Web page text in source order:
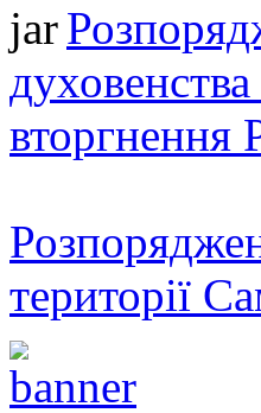
духовенства
вторгнення
території